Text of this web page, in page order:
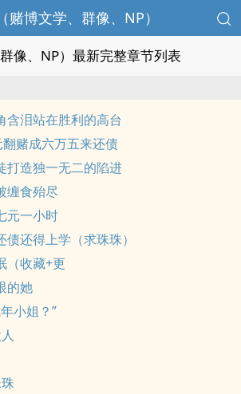
赌博文学、群像、NP）
像、NP）最新完整章节列表
含泪站在胜利的高台
赌成六万五来还债
打造独一无二的陷进
缠食殆尽
元一小时
还得上学（求珠珠）
（收藏+更
的她
小姐？”